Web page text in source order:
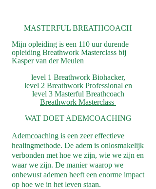
MASTERFUL BREATHCOACH
Mijn opleiding is een 110 uur durende
opleiding Breathwork Masterclass bij
Kasper van der Meulen
level 1 Breathwork Biohacker,
level 2 Breathwork Professional en
level 3 Masterful Breathcoach
Breathwork Masterclass
WAT DOET ADEMCOACHING
Ademcoaching is een zeer effectieve
healingmethode. De adem is onlosmakelijk
verbonden met hoe we zijn, wie we zijn en
waar we zijn. De manier waarop we
onbewust ademen heeft een enorme impact
op hoe we in het leven staan.